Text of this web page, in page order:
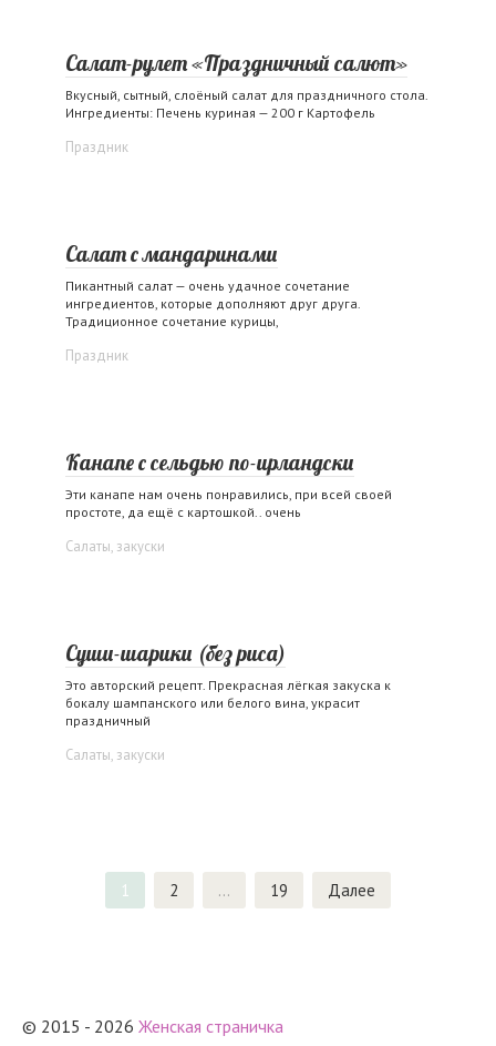
Салат-рулет «Праздничный салют»
Вкусный, сытный, слоёный салат для праздничного стола.
Ингредиенты: Печень куриная — 200 г Картофель
Праздник
Салат с мандаринами
Пикантный салат — очень удачное сочетание
ингредиентов, которые дополняют друг друга.
Традиционное сочетание курицы,
Праздник
Канапе с сельдью по-ирландски
Эти канапе нам очень понравились, при всей своей
простоте, да ещё с картошкой.. очень
Салаты, закуски
Суши-шарики (без риса)
Это авторский рецепт. Прекрасная лёгкая закуска к
бокалу шампанского или белого вина, украсит
праздничный
Салаты, закуски
1 2 … 19 Далее
© 2015 - 2026 Женская страничка